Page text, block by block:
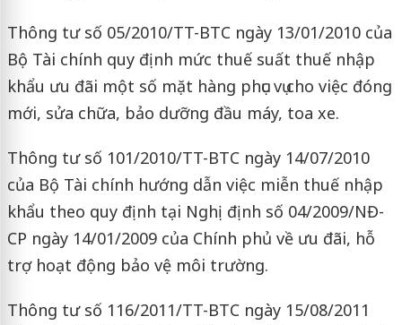
Thông tư số 05/2010/TT-BTC ngày 13/01/2010 của
Bộ Tài chính quy định mức thuế suất thuế nhập
khẩu ưu đãi một số mặt hàng phục vụ cho việc đóng
mới, sửa chữa, bảo dưỡng đầu máy, toa xe.
Thông tư số 101/2010/TT-BTC ngày 14/07/2010
của Bộ Tài chính hướng dẫn việc miễn thuế nhập
khẩu theo quy định tại Nghị định số 04/2009/NĐ-
CP ngày 14/01/2009 của Chính phủ về ưu đãi, hỗ
trợ hoạt động bảo vệ môi trường.
Thông tư số 116/2011/TT-BTC ngày 15/08/2011